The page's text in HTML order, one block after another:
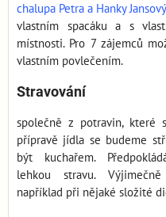
chalupa Petra a Hanky
vlastním spacáku a s
místnosti. Pro 7 zájemců
vlastním povlečením.
Stravování
společně z potravin, které
přípravě jídla se budeme
být kuchařem.
lehkou stravu.
například při nějaké složité